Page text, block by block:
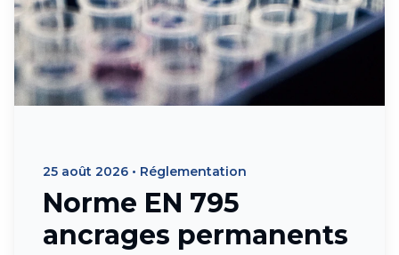
25 août 2026 • Réglementation
Norme EN 795
ancrages permanents